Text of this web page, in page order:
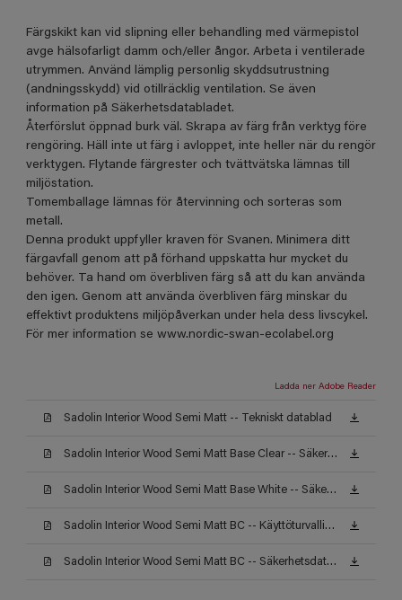
Färgskikt kan vid slipning eller behandling med värmepistol
avge hälsofarligt damm och/eller ångor. Arbeta i ventilerade
utrymmen. Använd lämplig personlig skyddsutrustning
(andningsskydd) vid otillräcklig ventilation. Se även
information på Säkerhetsdatabladet.
Återförslut öppnad burk väl. Skrapa av färg från verktyg före
rengöring. Häll inte ut färg i avloppet, inte heller när du rengör
verktygen. Flytande färgrester och tvättvätska lämnas till
miljöstation.
Tomemballage lämnas för återvinning och sorteras som
metall.
Denna produkt uppfyller kraven för Svanen. Minimera ditt
färgavfall genom att på förhand uppskatta hur mycket du
behöver. Ta hand om överbliven färg så att du kan använda
den igen. Genom att använda överbliven färg minskar du
effektivt produktens miljöpåverkan under hela dess livscykel.
För mer information se www.nordic-swan-ecolabel.org
Ladda ner Adobe Reader
Sadolin Interior Wood Semi Matt -- Tekniskt datablad
Sadolin Interior Wood Semi Matt Base Clear -- Säkerhetsdatablad
Sadolin Interior Wood Semi Matt Base White -- Säkerhetsdatablad
Sadolin Interior Wood Semi Matt BC -- Käyttöturvallisuustiedote
Sadolin Interior Wood Semi Matt BC -- Säkerhetsdatablad